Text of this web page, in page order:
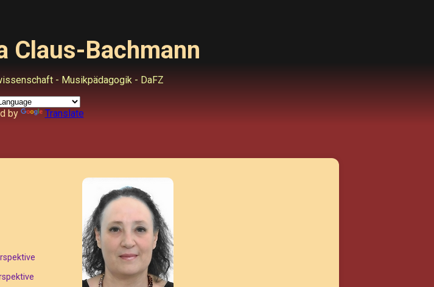
Claus-Bachmann
- Musikpädagogik - DaFZ
by Translate